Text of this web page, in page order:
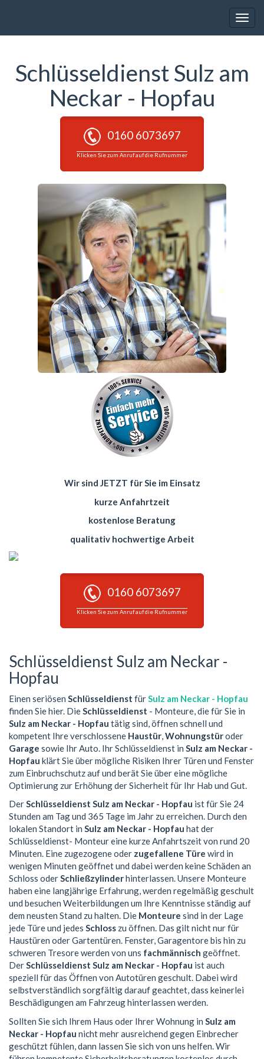
Toggle
Schlüsseldienst Sulz am
Neckar - Hopfau
0160 6073697
Klicken Sie zum Anruf auf die Rufnummer
Wir sind JETZT für Sie im Einsatz
kurze Anfahrtzeit
kostenlose Beratung
qualitativ hochwertige Arbeit
0160 6073697
Klicken Sie zum Anruf auf die Rufnummer
Schlüsseldienst Sulz am Neckar -
Hopfau
Einen seriösen Schlüsseldienst fürSulz am Neckar - Hopfau
finden Sie hier. DieSchlüsseldienst - Monteure, die für Sie in
Sulz am Neckar - Hopfau tätig sind, öffnen schnell und
kompetent Ihre verschlossene Haustür,Wohnungstüroder
Garage sowie Ihr Auto. Ihr Schlüsseldienst in Sulz am Neckar -
Hopfau klärt Sie über mögliche Risiken Ihrer Türen und Fenster
zum Einbruchschutz auf und berät Sie über eine mögliche
Optimierung zur Erhöhung der Sicherheit für Ihr Hab und Gut.
DerSchlüsseldienst Sulz am Neckar - Hopfau ist für Sie 24
Stunden am Tag und 365 Tage im Jahr zu erreichen. Durch den
lokalen Standort in Sulz am Neckar - Hopfau hat der
Schlüsseldienst- Monteur eine kurze Anfahrtszeit von rund 20
Minuten. Eine zugezogene oder zugefallene Türe wird in
wenigen Minuten geöffnet und dabei werden keine Schäden an
Schloss oderSchließzylinderhinterlassen. Unsere Monteure
haben eine langjährige Erfahrung, werden regelmäßig geschult
und besuchen Weiterbildungen um Ihre Kenntnisse ständig auf
dem neusten Stand zu halten. Die Monteure sind in der Lage
jede Türe und jedes Schloss zu öffnen. Das gilt nicht nur für
Haustüren oder Gartentüren. Fenster, Garagentore bis hin zu
schweren Tresore werden von uns fachmännisch geöffnet.
DerSchlüsseldienst Sulz am Neckar - Hopfau ist auch
speziell für das Öffnen von Autotüren geschult. Dabei wird
selbstverständlich sorgfältig darauf geachtet, dass keinerlei
Beschädigungen am Fahrzeug hinterlassen werden.
Sollten Sie sich Ihrem Haus oder Ihrer Wohnung in Sulz am
Neckar - Hopfau nicht mehr ausreichend gegen Einbrecher
geschützt fühlen, dann lassen Sie sich von uns helfen. Wir